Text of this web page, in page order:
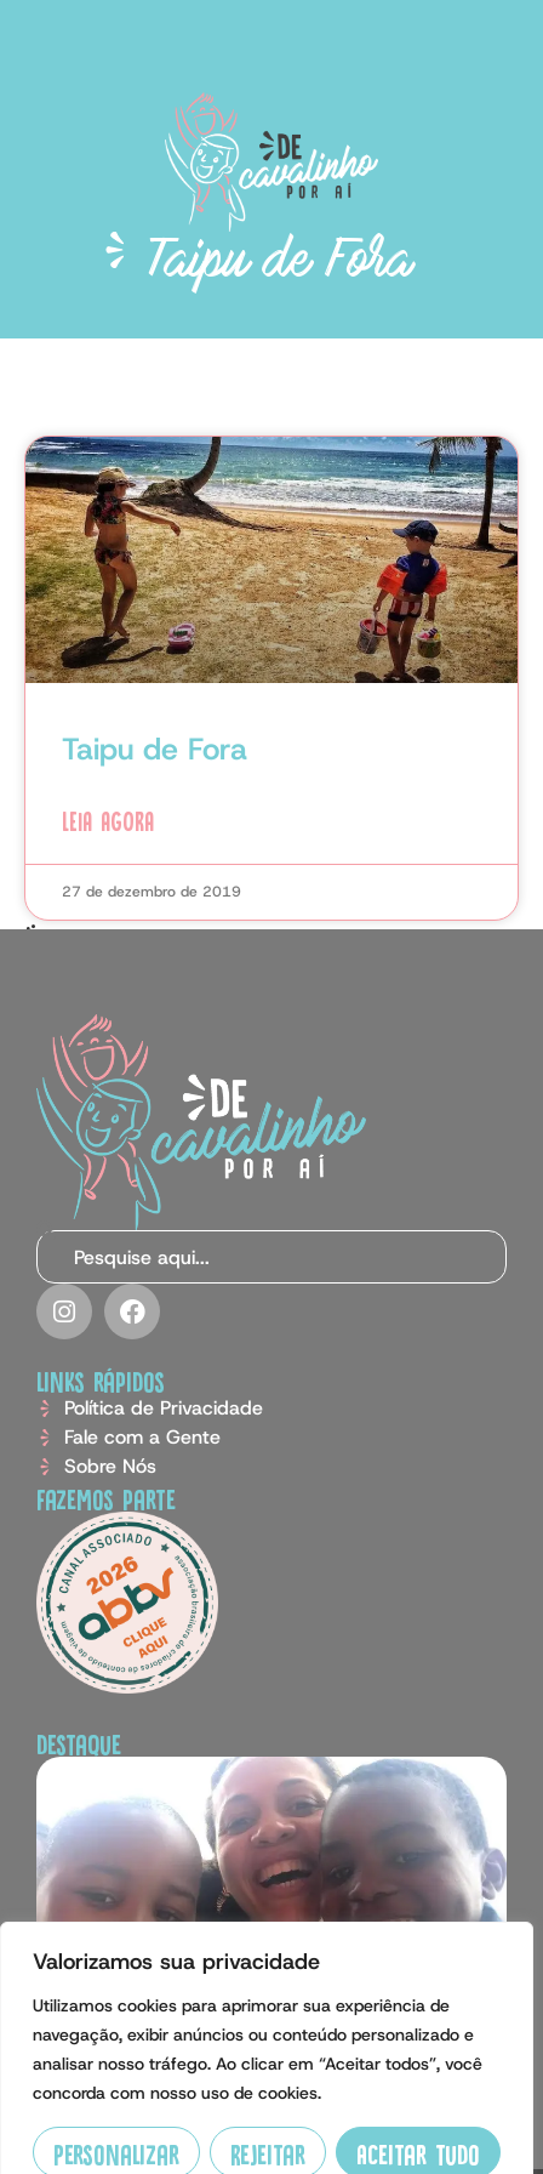
Valorizamos sua privacidade
Utilizamos cookies para aprimorar sua experiência de
navegação, exibir anúncios ou conteúdo personalizado e
analisar nosso tráfego. Ao clicar em “Aceitar todos”, você
concorda com nosso uso de cookies.
Personalizar Rejeitar Aceitar tudo
Taipu de Fora
Taipu de Fora
LEIA AGORA
27 de dezembro de 2019
links rápidos
Política de Privacidade
Fale com a Gente
Sobre Nós
fazemos parte
destaque
Imersão Cultural com crianças
Leia Agora!